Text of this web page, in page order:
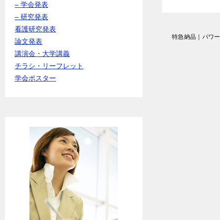
投特急納品｜パワ
– 学会発表
– 研究発表
看護研究発表
論文発表
講演会・大学講義
チラシ・リーフレット
学会ポスター